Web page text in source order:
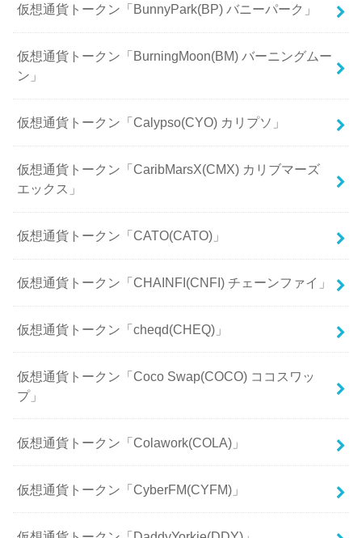
仮想通貨トークン「BunnyPark(BP) バニーパーク」
仮想通貨トークン「BurningMoon(BM) バーニングムー
ン」
仮想通貨トークン「Calypso(CYO) カリプソ」
仮想通貨トークン「CaribMarsX(CMX) カリブマーズ
エックス」
仮想通貨トークン「CATO(CATO)」
仮想通貨トークン「CHAINFI(CNFI) チェーンファイ」
仮想通貨トークン「cheqd(CHEQ)」
仮想通貨トークン「Coco Swap(COCO) ココスワッ
プ」
仮想通貨トークン「Colawork(COLA)」
仮想通貨トークン「CyberFM(CYFM)」